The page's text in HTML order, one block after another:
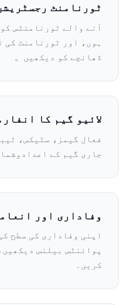
ٹورنامنٹ
آنے والے ٹورنامنٹس
ہوں، اور ٹورنامنٹ کی
ڈھانچے کو دیکھیں。
لائیو گیم کا
فعال گیمز، سٹیکس،
جاری گیم کے
وفاداری اور
اپنی وفاداری کی سطح
پوائنٹس بیلنس
کریں۔